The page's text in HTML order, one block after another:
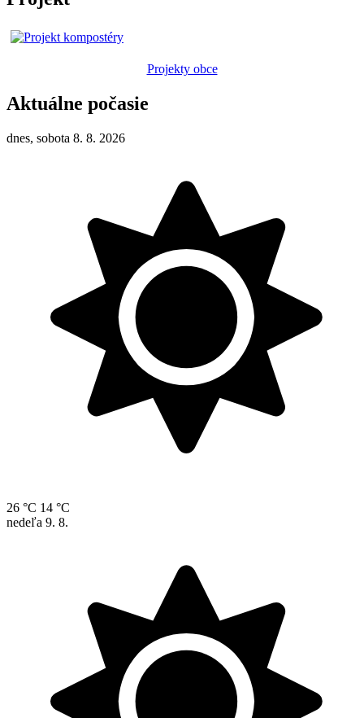
Projekty obce
Aktuálne počasie
dnes, sobota 8. 8. 2026
26 °C 14 °C
nedeľa 9. 8.